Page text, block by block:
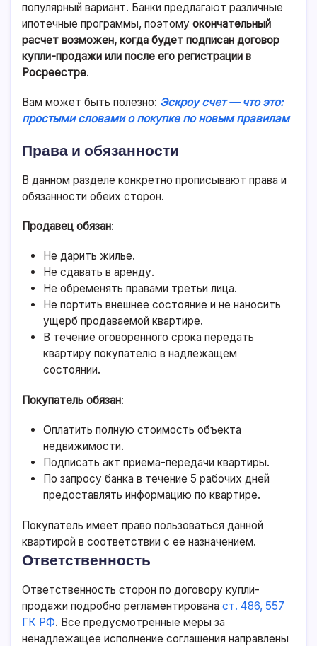
популярный вариант. Банки предлагают различные
ипотечные программы, поэтомуокончательный
расчет возможен, когда будет подписан договор
купли-продажи или после его регистрации в
Росреестре.
Вам может быть полезно: Эскроу счет — что это:
простыми словами о покупке по новым правилам
Права и обязанности
В данном разделе конкретно прописывают права и
обязанности обеих сторон.
Продавец обязан:
Не дарить жилье.
Не сдавать в аренду.
Не обременять правами третьи лица.
Не портить внешнее состояние и не наносить
ущерб продаваемой квартире.
В течение оговоренного срока передать
квартиру покупателю в надлежащем
состоянии.
Покупатель обязан:
Оплатить полную стоимость объекта
недвижимости.
Подписать акт приема-передачи квартиры.
По запросу банка в течение 5 рабочих дней
предоставлять информацию по квартире.
Покупатель имеет право пользоваться данной
квартирой в соответствии с ее назначением.
Ответственность
Ответственность сторон по договору купли-
продажи подробно регламентированаст. 486, 557
ГК РФ. Все предусмотренные меры за
ненадлежащее исполнение соглашения направлены